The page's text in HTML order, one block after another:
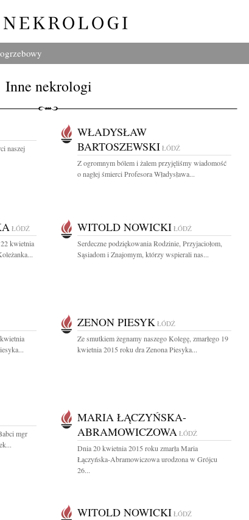
Inne nekrologi
naszej
WŁADYSŁAW
BARTOSZEWSKI ŁÓDŹ
Z ogromnym bólem i żalem przyjęliśmy wiadomość
o nagłej śmierci Profesora Władysława...
ŁÓDŹ
kwietnia
WITOLD NOWICKI ŁÓDŹ
Serdeczne podziękowania Rodzinie, Przyjaciołom,
Sąsiadom i Znajomym, którzy wspierali nas...
ZENON PIESYK ŁÓDŹ
Ze smutkiem żegnamy naszego Kolegę, zmarłego 19
kwietnia 2015 roku dra Zenona Piesyka...
mgr
MARIA ŁĄCZYŃSKA-
ABRAMOWICZOWA ŁÓDŹ
Dnia 20 kwietnia 2015 roku zmarła Maria
Łączyńska-Abramowiczowa urodzona w Grójcu
26...
WITOLD NOWICKI ŁÓDŹ